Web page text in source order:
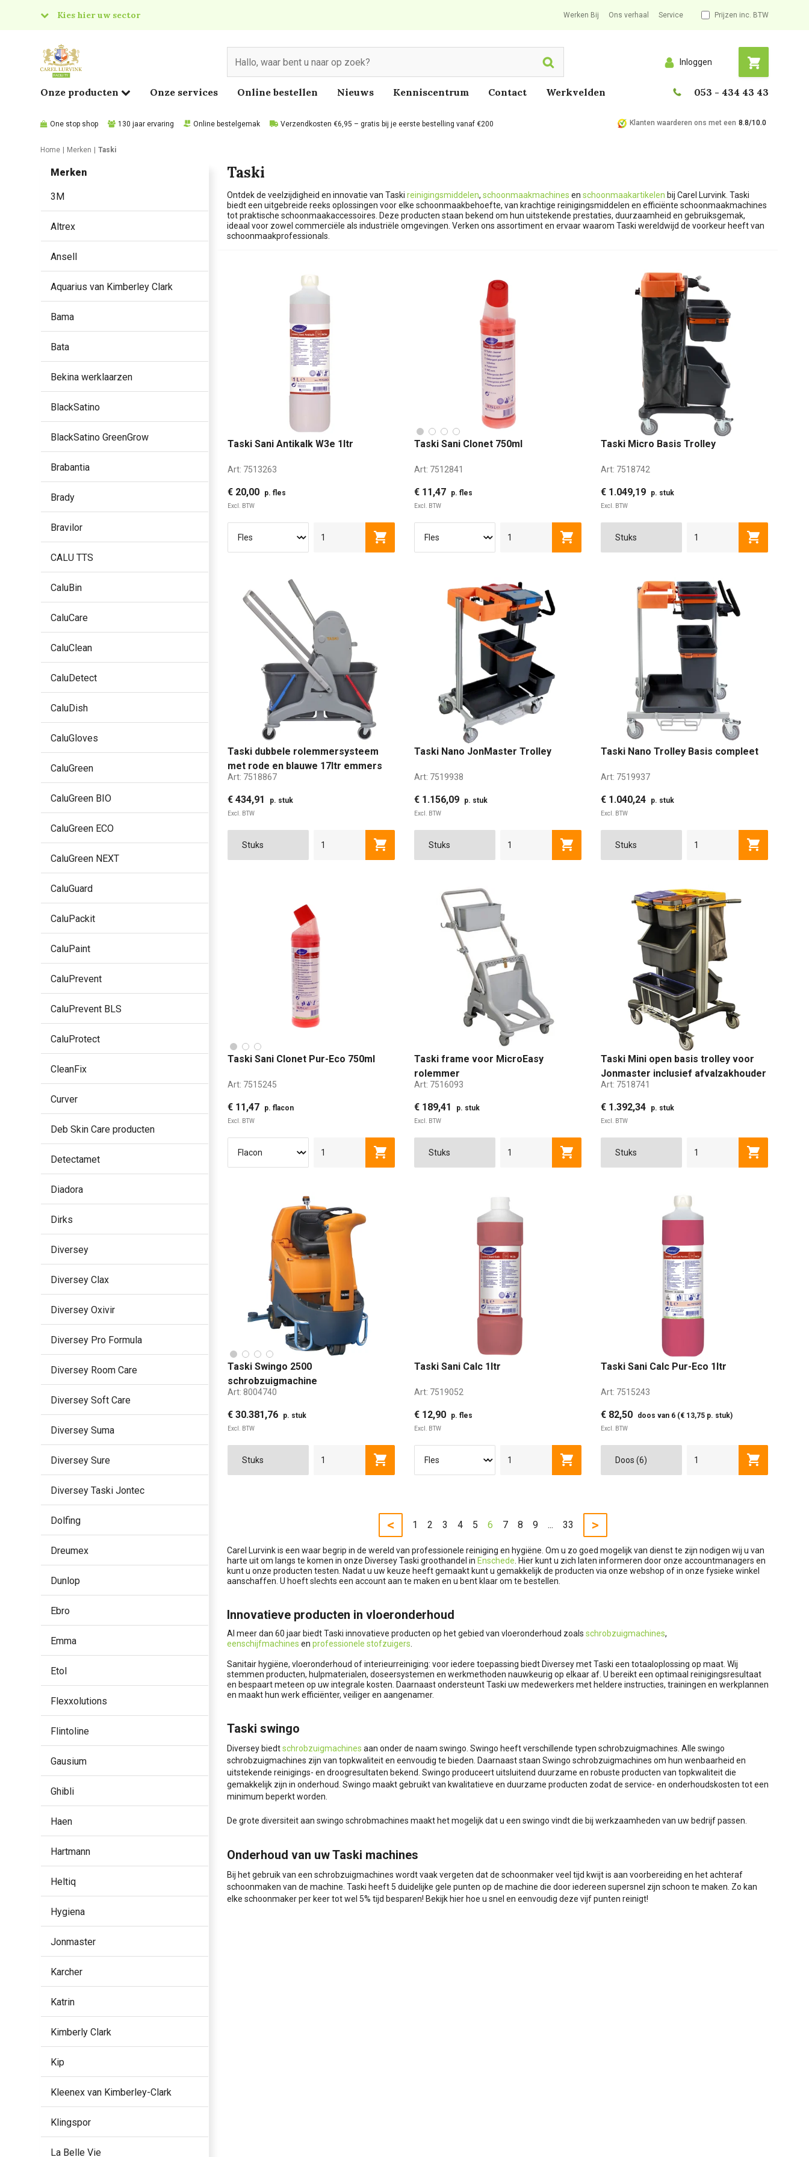
Kies hier uw sector
Food
Werken Bij Ons verhaal Service Prijzen inc. BTW
Search Inloggen
Onze producten Onze services Online bestellen Nieuws Kenniscentrum Contact Werkvelden 053 - 434 43 43
One stop shop 130 jaar ervaring Online bestelgemak Verzendkosten €6,95 – gratis bij je eerste bestelling vanaf €200 Klanten waarderen ons met een 8.8/10.0
Home Merken Taski
Merken
3M
Altrex
Ansell
Aquarius van Kimberley Clark
Bama
Bata
Bekina werklaarzen
BlackSatino
BlackSatino GreenGrow
Brabantia
Brady
Bravilor
CALU TTS
CaluBin
CaluCare
CaluClean
CaluDetect
CaluDish
CaluGloves
CaluGreen
CaluGreen BIO
CaluGreen ECO
CaluGreen NEXT
CaluGuard
CaluPackit
CaluPaint
CaluPrevent
CaluPrevent BLS
CaluProtect
CleanFix
Curver
Deb Skin Care producten
Detectamet
Diadora
Dirks
Diversey
Diversey Clax
Diversey Oxivir
Diversey Pro Formula
Diversey Room Care
Diversey Soft Care
Diversey Suma
Diversey Sure
Diversey Taski Jontec
Dolfing
Dreumex
Dunlop
Ebro
Emma
Etol
Flexxolutions
Flintoline
Gausium
Ghibli
Haen
Hartmann
Heltiq
Hygiena
Jonmaster
Karcher
Katrin
Kimberly Clark
Kip
Kleenex van Kimberley-Clark
Klingspor
La Belle Vie
Taski
Ontdek de veelzijdigheid en innovatie van Taski reinigingsmiddelen, schoonmaakmachines en schoonmaakartikelen bij Carel Lurvink. Taski
biedt een uitgebreide reeks oplossingen voor elke schoonmaakbehoefte, van krachtige reinigingsmiddelen en efficiënte schoonmaakmachines
tot praktische schoonmaakaccessoires. Deze producten staan bekend om hun uitstekende prestaties, duurzaamheid en gebruiksgemak,
ideaal voor zowel commerciële als industriële omgevingen. Verken ons assortiment en ervaar waarom Taski wereldwijd de voorkeur heeft van
schoonmaakprofessionals.
Taski Sani Antikalk W3e 1ltr
Art: 7513263
€ 20,00 p. fles
Excl. BTW
Toevoegen aan winkelwagen
Taski Sani Clonet 750ml
Art: 7512841
€ 11,47 p. fles
Excl. BTW
5 LITER Toevoegen aan winkelwagen
Taski Micro Basis Trolley
Art: 7518742
€ 1.049,19 p. stuk
Excl. BTW
Toevoegen
Taski dubbele rolemmersysteem
met rode en blauwe 17ltr emmers
Art: 7518867
€ 434,91 p. stuk
Excl. BTW
Toevoegen aan winkelwagen
Taski Nano JonMaster Trolley
Art: 7519938
€ 1.156,09 p. stuk
Excl. BTW
Toevoegen aan winkelwagen
Taski Nano Trolley Basis compleet
Art: 7519937
€ 1.040,24 p. stuk
Excl. BTW
Toevoegen
Taski Sani Clonet Pur-Eco 750ml
Art: 7515245
€ 11,47 p. flacon
Excl. BTW
Toevoegen aan winkelwagen
Taski frame voor MicroEasy
rolemmer
Art: 7516093
€ 189,41 p. stuk
Excl. BTW
Toevoegen aan winkelwagen
Taski Mini open basis trolley voor
Jonmaster inclusief afvalzakhouder
Art: 7518741
€ 1.392,34 p. stuk
Excl. BTW
Toevoegen
Taski Swingo 2500
schrobzuigmachine
Art: 8004740
€ 30.381,76 p. stuk
Excl. BTW
Toevoegen aan winkelwagen
Taski Sani Calc 1ltr
Art: 7519052
€ 12,90 p. fles
Excl. BTW
Toevoegen aan winkelwagen
Taski Sani Calc Pur-Eco 1ltr
Art: 7515243
€ 82,50 doos van 6 (€ 13,75 p. stuk)
Excl. BTW
Toevoegen
< 1 2 3 4 5 6 7 8 9 ... 33 >
Carel Lurvink is een waar begrip in de wereld van professionele reiniging en hygiëne. Om u zo goed mogelijk van dienst te zijn nodigen wij u van
harte uit om langs te komen in onze Diversey Taski groothandel in Enschede . Hier kunt u zich laten informeren door onze accountmanagers en
kunt u onze producten testen. Nadat u uw keuze heeft gemaakt kunt u gemakkelijk de producten via onze webshop of in onze fysieke winkel
aanschaffen. U hoeft slechts een account aan te maken en u bent klaar om te bestellen.
Innovatieve producten in vloeronderhoud
Al meer dan 60 jaar biedt Taski innovatieve producten op het gebied van vloeronderhoud zoals schrobzuigmachines,
eenschijfmachines en professionele stofzuigers
Sanitair hygiëne, vloeronderhoud of interieurreiniging: voor iedere toepassing biedt Diversey met Taski een totaaloplossing op maat. Wij
stemmen producten, hulpmaterialen, doseersystemen en werkmethoden nauwkeurig op elkaar af. U bereikt een optimaal reinigingsresultaat
en bespaart meteen op uw integrale kosten. Daarnaast ondersteunt Taski uw medewerkers met heldere instructies, trainingen en werkplannen
en maakt hun werk efficiënter, veiliger en aangenamer.
Taski swingo
Diversey biedtschrobzuigmachines aan onder de naam swingo. Swingo heeft verschillende typen schrobzuigmachines. Alle swingo
schrobzuigmachines zijn van topkwaliteit en eenvoudig te bieden. Daarnaast staan Swingo schrobzuigmachines om hun wenbaarheid en
uitstekende reinigings- en droogresultaten bekend. Swingo produceert uitsluitend duurzame en robuste producten van topkwaliteit die
gemakkelijk zijn in onderhoud. Swingo maakt gebruikt van kwalitatieve en duurzame producten zodat de service- en onderhoudskosten tot een
minimum beperkt worden.
De grote diversiteit aan swingo schrobmachines maakt het mogelijk dat u een swingo vindt die bij werkzaamheden van uw bedrijf passen.
Onderhoud van uw Taski machines
Bij het gebruik van een schrobzuigmachines wordt vaak vergeten dat de schoonmaker veel tijd kwijt is aan voorbereiding en het achteraf
schoonmaken van de machine. Taski heeft 5 duidelijke gele punten op de machine die door iedereen supersnel zijn schoon te maken. Zo kan
elke schoonmaker per keer tot wel 5% tijd besparen! Bekijk hier hoe u snel en eenvoudig deze vijf punten reinigt!